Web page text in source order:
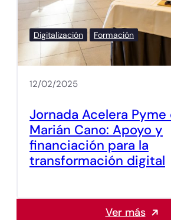
Digitalización Formación
12/02/2025
Jornada Acelera Pyme
Marián Cano: Apoyo y
financiación para la
transformación digital
Ver más